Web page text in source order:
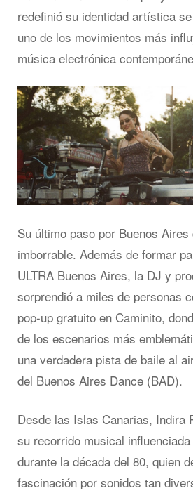
redefinió su identidad artística
uno de los movimientos más
música electrónica
Su último paso por Buenos
imborrable. Además de formar
ULTRA Buenos Aires, la DJ y
sorprendió a miles de personas
pop-up gratuito en Caminito,
de los escenarios más
una verdadera pista de baile al
del Buenos Aires Dance (BAD).
Desde las Islas Canarias, Indira
su recorrido musical
durante la década del 80, quien
fascinación por sonidos tan